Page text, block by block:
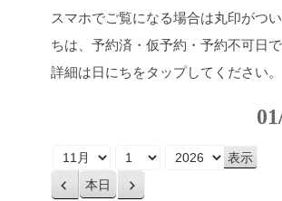
スマホでご覧になる場合は丸印がつ
ちは、予約済・仮予約・予約不可日で
詳細は日にちをタップしてください。
月
日
年
前
本日
次